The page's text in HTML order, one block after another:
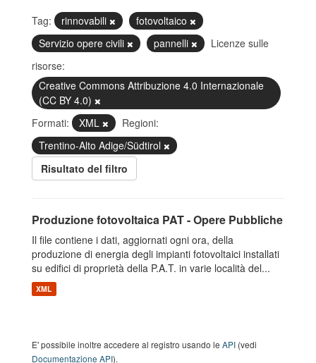
Tag: rinnovabili
fotovoltaico
Servizio opere civili
pannelli
Licenze sulle
risorse:
Creative Commons Attribuzione 4.0 Internazionale
(CC BY 4.0)
Formati:
XML
Regioni:
Trentino-Alto Adige/Südtirol
Risultato del filtro
Produzione fotovoltaica PAT - Opere Pubbliche
Il file contiene i dati, aggiornati ogni ora, della
produzione di energia degli impianti fotovoltaici installati
su edifici di proprietà della P.A.T. in varie località del...
XML
E' possibile inoltre accedere al registro usando le API (vedi
Documentazione API).